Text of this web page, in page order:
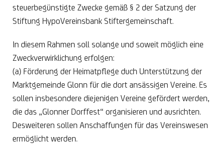
steuerbegünstigte Zwecke gemäß § 2 der Satzung der
Stiftung HypoVereinsbank Stiftergemeinschaft.
In diesem Rahmen soll solange und soweit möglich eine
Zweckverwirklichung erfolgen:
(a) Förderung der Heimatpflege duch Unterstützung der
Marktgemeinde Glonn für die dort ansässigen Vereine. Es
sollen insbesondere diejenigen Vereine gefördert werden,
die das „Glonner Dorffest“ organisieren und ausrichten.
Desweiteren sollen Anschaffungen für das Vereinswesen
ermöglicht werden.